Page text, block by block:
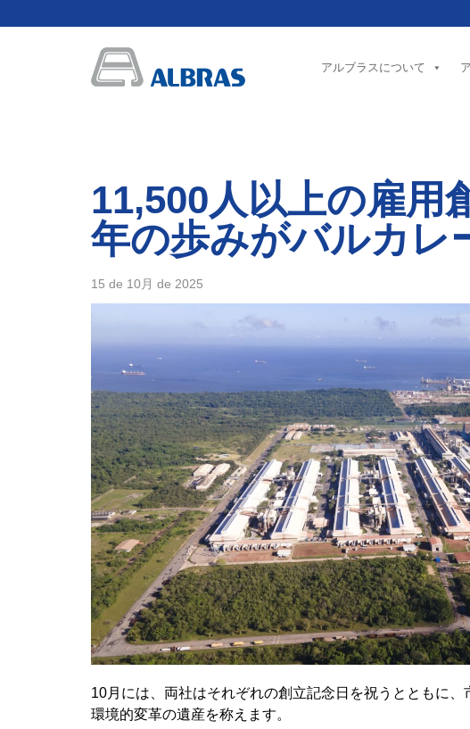
アルブラスについて
11,500人以上の雇用
年の歩みがバルカレ
15 de 10月 de 2025
10月には、両社はそれぞれの創立記念日を祝うとともに、
環境的変革の遺産を称えます。